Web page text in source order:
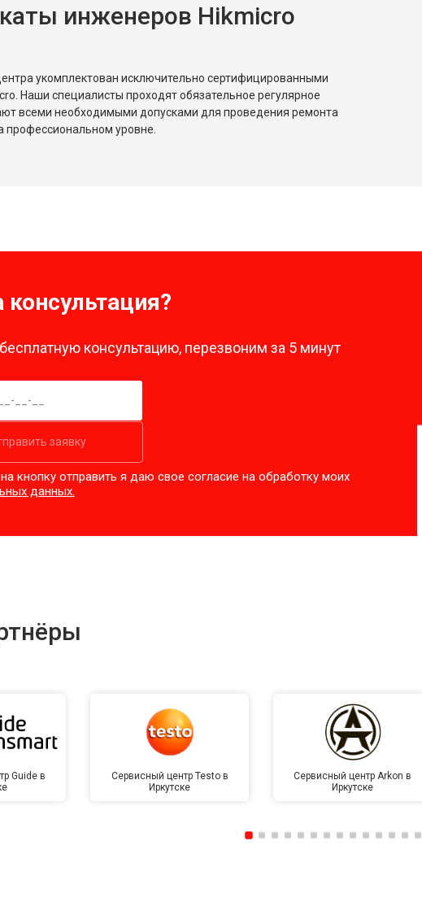
инженеров Hikmicro
укомплектован исключительно сертифицированными
Наши специалисты проходят обязательное регулярное
всеми необходимыми допусками для проведения ремонта
профессиональном уровне.
консультацию, перезвоним за 5 минут
заявку
кнопку отправить я даю свое согласие на обработку моих
данных.
Guide в
Сервисный центр Testo в
Иркутске
Сервисный центр Arkon в
Иркутске